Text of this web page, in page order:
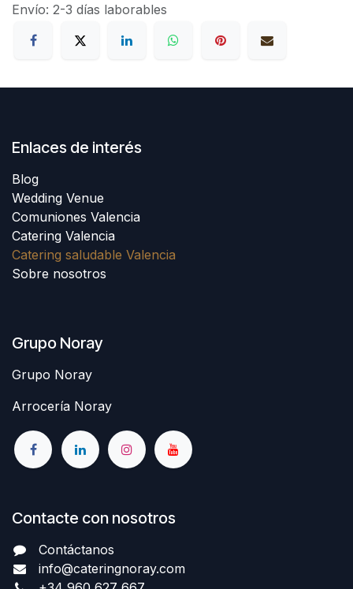
Envío: 2-3 días laborables
Enlaces de interés
Blog
Wedding Venue
Comuniones Valencia
Catering Valencia
Catering saludable Valencia
Sobre nosotros
Grupo Noray
Grupo Noray
Arrocería Noray
Contacte con nosotros
Contáctanos
info@cateringnoray.com